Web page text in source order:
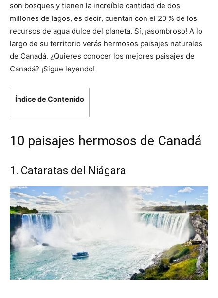
son bosques y tienen la increíble cantidad de dos
millones de lagos, es decir, cuentan con el 20 % de los
recursos de agua dulce del planeta. Sí, ¡asombroso! A lo
largo de su territorio verás hermosos paisajes naturales
de Canadá. ¿Quieres conocer los mejores paisajes de
Canadá? ¡Sigue leyendo!
Índice de Contenido
10 paisajes hermosos de Canadá
1. Cataratas del Niágara